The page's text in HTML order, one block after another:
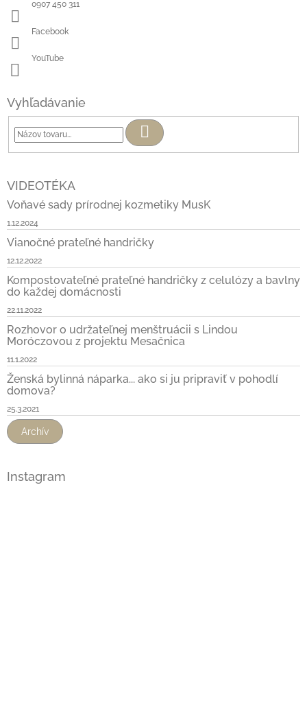
0907 450 311
Facebook
YouTube
Vyhľadávanie
Hľadať
VIDEOTÉKA
Voňavé sady prírodnej kozmetiky MusK
1.12.2024
Vianočné prateľné handričky
12.12.2022
Kompostovateľné prateľné handričky z celulózy a bavlny
do každej domácnosti
22.11.2022
Rozhovor o udržateľnej menštruácii s Lindou
Moróczovou z projektu Mesačnica
11.1.2022
Ženská bylinná náparka... ako si ju pripraviť v pohodlí
domova?
25.3.2021
Archív
Instagram